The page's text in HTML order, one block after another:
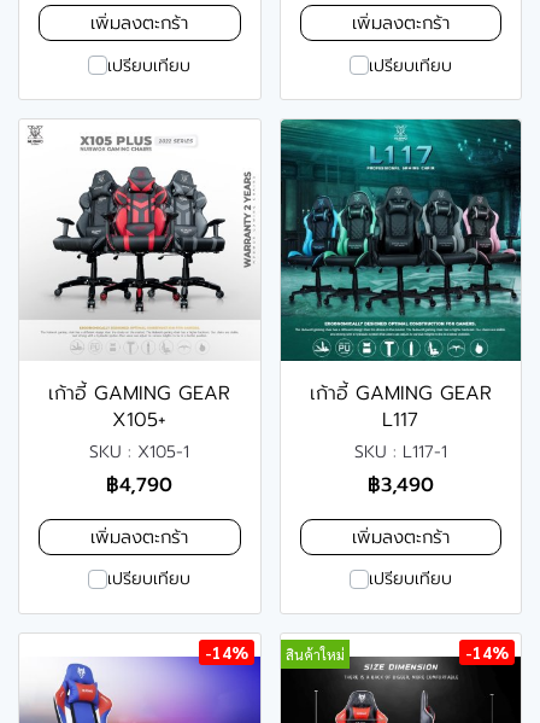
เพิ่มลงตะกร้า
เปรียบเทียบ
เพิ่มลงตะกร้า
เปรียบเทียบ
เก้าอี้ GAMING GEAR
X105+
SKU : X105-1
฿4,790
เพิ่มลงตะกร้า
เปรียบเทียบ
เก้าอี้ GAMING GEAR
L117
SKU : L117-1
฿3,490
เพิ่มลงตะกร้า
เปรียบเทียบ
-14% สินค้าใหม่ -14%